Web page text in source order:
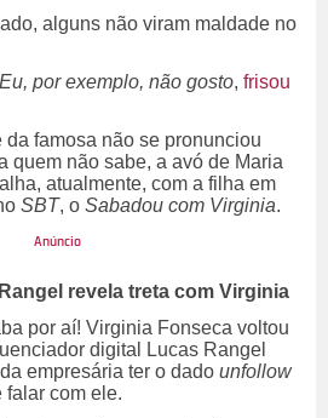
alguns não viram maldade no
por exemplo, não gosto, frisou
da famosa não se pronunciou
quem não sabe, a avó de Maria
atualmente, com a filha em
SBT, o Sabadou com Virginia.
revela treta com Virginia
por aí! Virginia Fonseca voltou
digital Lucas Rangel
empresária ter o dado unfollow
falar com ele.